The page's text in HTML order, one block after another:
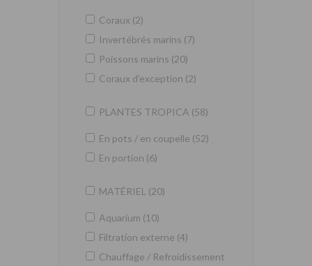
Coraux (2)
Invertébrés marins (7)
Poissons marins (20)
Coraux d'exception (2)
PLANTES TROPICA (58)
En pots / en coupelle (52)
En portion (6)
MATÉRIEL (20)
Aquarium (10)
Filtration externe (4)
Chauffage / Refroidissement